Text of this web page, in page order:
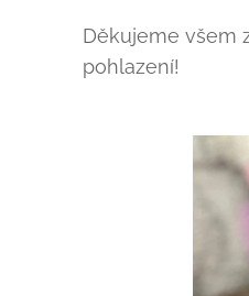
Děkujeme všem
pohlazení! 🌟🌟🌟